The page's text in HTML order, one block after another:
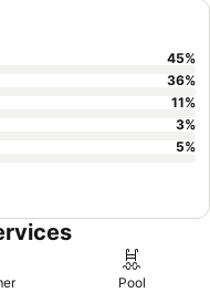
thematischer
es sich, ein
45%
36%
11%
3%
5%
Pool